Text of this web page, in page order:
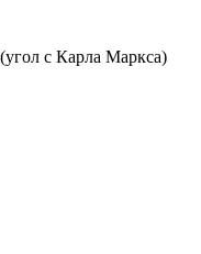
с Карла Маркса)